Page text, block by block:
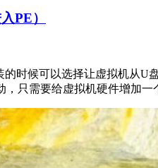
PE）
时候可以选择让虚拟机从
，只需要给虚拟机硬件增